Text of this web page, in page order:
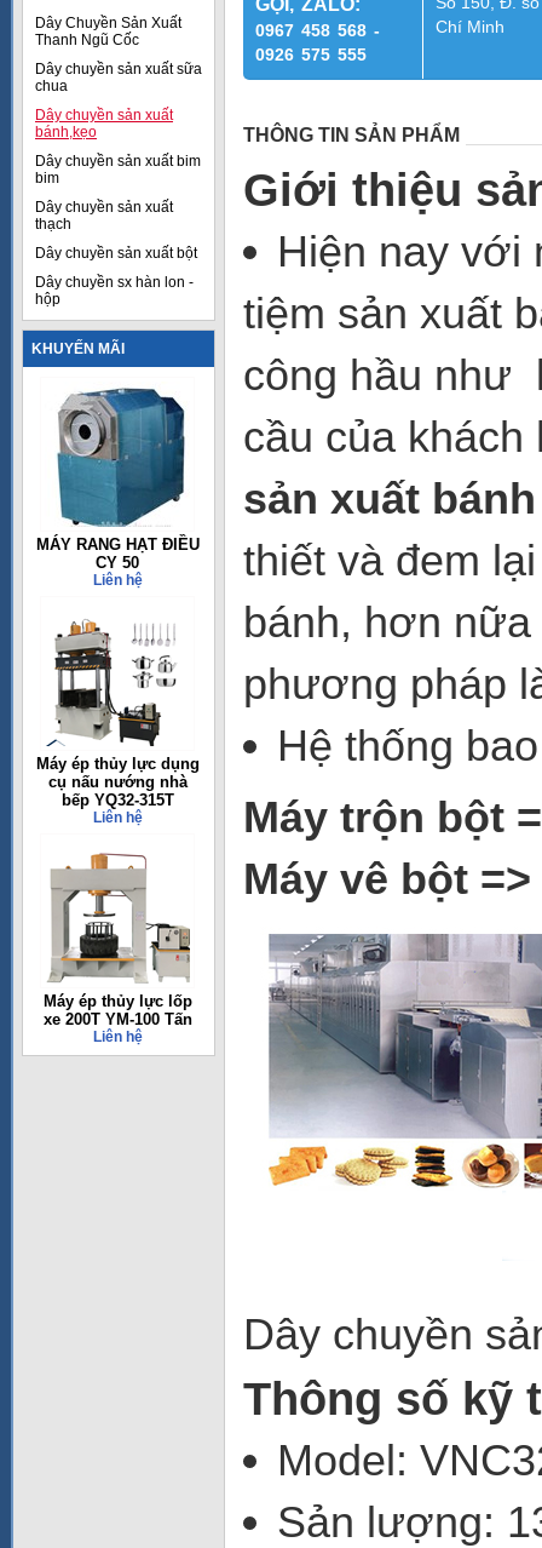
Dây Chuyền Sản Xuất
Thanh Ngũ Cốc
Dây chuyền sản xuất sữa
chua
Dây chuyền sản xuất
bánh,kẹo
Dây chuyền sản xuất bim
bim
Dây chuyền sản xuất
thạch
Dây chuyền sản xuất bột
Dây chuyền sx hàn lon -
hộp
KHUYẾN MÃI
MÁY RANG HẠT ĐIỀU
CY 50
Liên hệ
Máy ép thủy lực dụng
cụ nấu nướng nhà
bếp YQ32-315T
Liên hệ
Máy ép thủy lực lốp
xe 200T YM-100 Tấn
Liên hệ
GỌI, ZALO:
0967 458 568 -
0926 575 555
Chí Minh
THÔNG TIN SẢN PHẨM
Giới thiệu
Hiện nay với
tiệm sản xuất
công hầu như
cầu của
sản xuất
thiết và đem
bánh, hơn
phương pháp
Hệ thống
Máy trộn bột
Máy vê bột
Dây chuyền
Thông số kỹ
Model:
Sản lượng: